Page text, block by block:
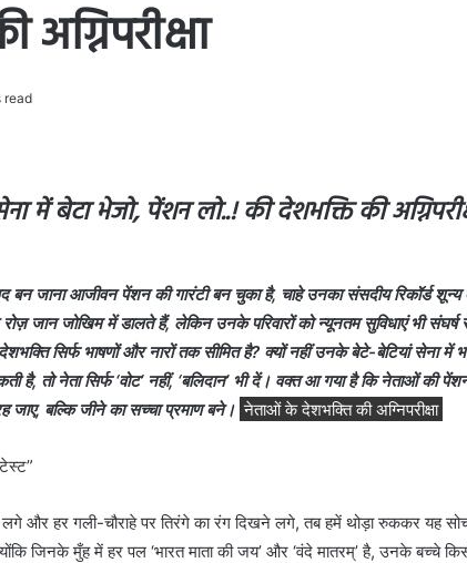
read
में बेटा भेजो, पेंशन लो..! की देशभक्ति की
बन जाना आजीवन पेंशन की गारंटी बन चुका है, चाहे उनका संसदीय रिकॉर्ड शून्य
जान जोखिम में डालते हैं, लेकिन उनके परिवारों को न्यूनतम सुविधाएं भी संघर्ष
सिर्फ भाषणों और नारों तक सीमित है? क्यों नहीं उनके बेटे-बेटियां सेना में
तो नेता सिर्फ ‘वोट’ नहीं, ‘बलिदान’ भी दें। वक्त आ गया है कि नेताओं की
जाए, बल्कि जीने का सच्चा प्रमाण बने। नेताओं के देशभक्ति की अग्निपरीक्षा
और हर गली-चौराहे पर तिरंगे का रंग दिखने लगे, तब हमें थोड़ा रुककर यह
जिनके मुँह में हर पल ‘भारत माता की जय’ और ‘वंदे मातरम्’ है, उनके बच्चे